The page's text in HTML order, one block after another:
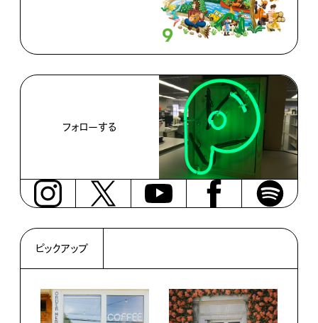
フォローする
ピックアップ